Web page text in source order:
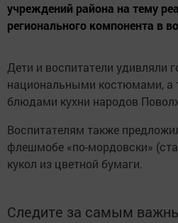
учреждений района на тему
регионального компонента в
Дети и воспитатели удивляли
национальными костюмами, а
блюдами кухни народов
Воспитателям также
флешмобе «по-мордовски»
кукол из цветной бумаги.
Следите за самым